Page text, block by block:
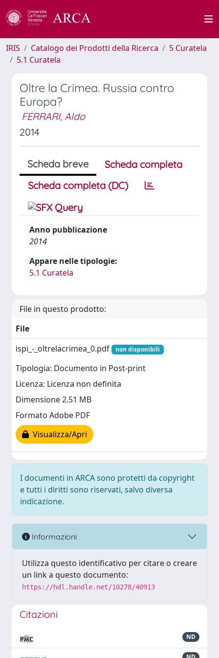
IRIS Catalogo dei Prodotti della Ricerca
5 Curatela
5.1 Curatela
Oltre la Crimea. Russia contro
Europa?
FERRARI, Aldo
2014
Scheda breve
Scheda completa
Scheda completa (DC)
Anno pubblicazione
2014
Appare nelle tipologie:
5.1 Curatela
File in questo prodotto:
File
ispi_-_oltrelacrimea_0.pdf
non disponibili
Tipologia: Documento in Post-print
Licenza: Licenza non definita
Dimensione 2.51 MB
Formato Adobe PDF
Visualizza/Apri
I documenti in ARCA sono protetti da copyright
e tutti i diritti sono riservati, salvo diversa
indicazione.
Informazioni
Utilizza questo identificativo per citare o creare
un link a questo documento:
https://hdl.handle.net/10278/40913
Citazioni
ND